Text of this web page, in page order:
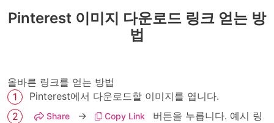
Pinterest 이미지 다운로드 링크 얻는 방
법
올바른 링크를 얻는 방법
Pinterest에서 다운로드할 이미지를 엽니다.
Share → Copy Link
버튼을 누릅니다. 예시 링